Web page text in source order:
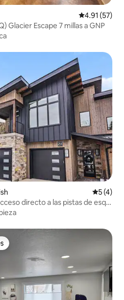
Calificación
4.91 (57)
Glacier Escape 7 millas a GNP
5 (4)
directo a las pistas de esquí
para 12 personas